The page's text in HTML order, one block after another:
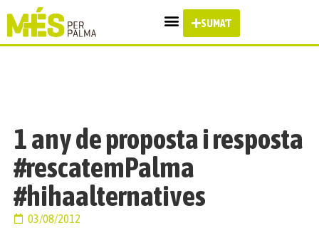
SUMA'T
1 any de proposta i resposta
#rescatemPalma
#hihaalternatives
03/08/2012